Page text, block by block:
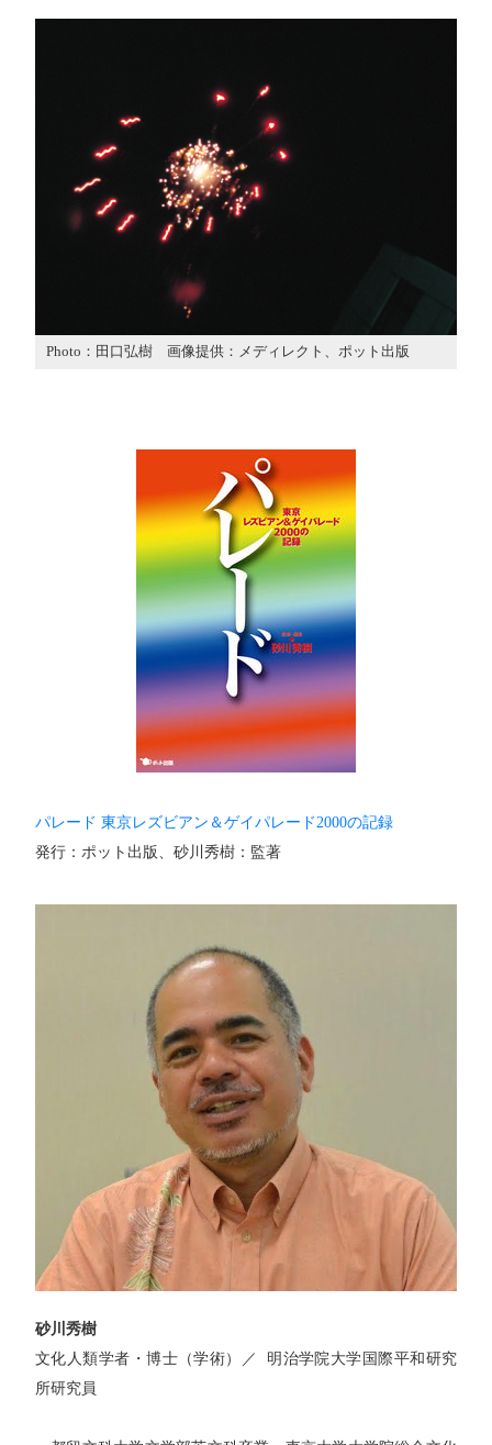
Photo：田口弘樹 画像提供：メディレクト、ポット出版
パレード 東京レズビアン＆ゲイパレード2000の記録
発行：ポット出版、砂川秀樹：監著
砂川秀樹
文化人類学者・博士（学術）／ 明治学院大学国際平和研究
所研究員